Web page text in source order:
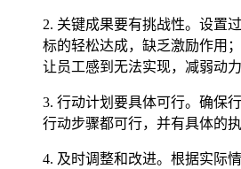
2. 关键成果要有挑战性。设置
标的轻松达成，缺乏激励作用
让员工感到无法实现，减弱动力
3. 行动计划要具体可行。确保
行动步骤都可行，并有具体的执
4. 及时调整和改进。根据实际